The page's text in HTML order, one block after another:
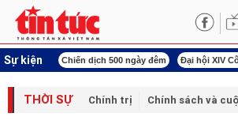
Sự kiện
mạng Chiến dịch 500 ngày đêm Đại hội XIV
THỜI SỰ Chính trị Chính sách và